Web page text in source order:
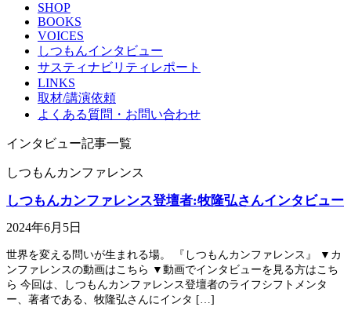
SHOP
BOOKS
VOICES
しつもんインタビュー
サスティナビリティレポート
LINKS
取材/講演依頼
よくある質問・お問い合わせ
インタビュー記事一覧
しつもんカンファレンス
しつもんカンファレンス登壇者:牧隆弘さんインタビュー
2024年6月5日
世界を変える問いが生まれる場。 『しつもんカンファレンス』 ▼カ
ンファレンスの動画はこちら ▼動画でインタビューを見る方はこち
ら 今回は、しつもんカンファレンス登壇者のライフシフトメンタ
ー、著者である、牧隆弘さんにインタ […]